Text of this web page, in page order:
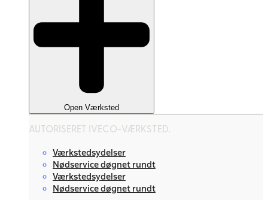
Open Værksted
AUTORISERET IVECO-VÆRKSTED.
Værkstedsydelser
Nødservice døgnet rundt
Værkstedsydelser
Nødservice døgnet rundt